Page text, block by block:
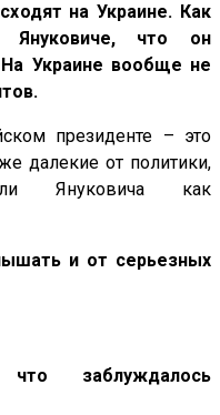
на Украине. Как
что он
На Украине вообще не
президенте – это
далекие от политики,
Януковича как
и от серьезных
заблуждалось